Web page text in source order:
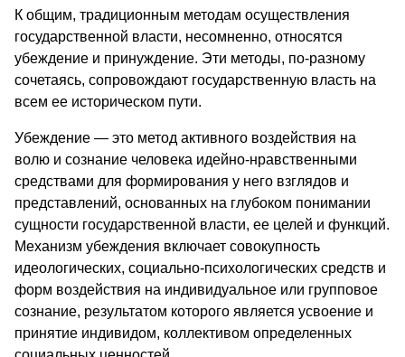
К общим, традиционным методам осуществления
государственной власти, несомненно, относятся
убеждение и принуждение. Эти методы, по-разному
сочетаясь, сопровождают государственную власть на
всем ее историческом пути.
Убеждение — это метод активного воздействия на
волю и сознание человека идейно-нравственными
средствами для формирования у него взглядов и
представлений, основанных на глубоком понимании
сущности государственной власти, ее целей и функций.
Механизм убеждения включает совокупность
идеологических, социально-психологических средств и
форм воздействия на индивидуальное или групповое
сознание, результатом которого является усвоение и
принятие индивидом, коллективом определенных